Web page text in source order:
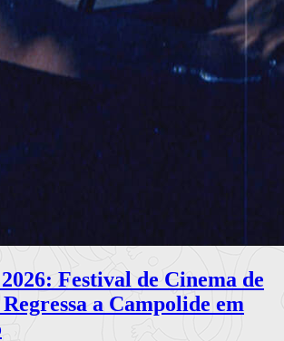
Festival de Cinema de
a Campolide em